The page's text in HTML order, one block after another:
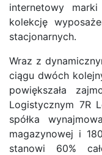
internetowy
kolekcję
stacjonarnych.
Wraz z
ciągu dwóch
powiększała
Logistycznym 7R
spółka
magazynowej i
stanowi 60%